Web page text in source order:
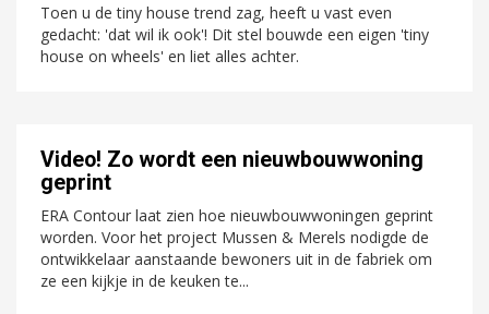
Toen u de tiny house trend zag, heeft u vast even
gedacht: 'dat wil ik ook'! Dit stel bouwde een eigen 'tiny
house on wheels' en liet alles achter.
Video! Zo wordt een nieuwbouwwoning
geprint
ERA Contour laat zien hoe nieuwbouwwoningen geprint
worden. Voor het project Mussen & Merels nodigde de
ontwikkelaar aanstaande bewoners uit in de fabriek om
ze een kijkje in de keuken te...